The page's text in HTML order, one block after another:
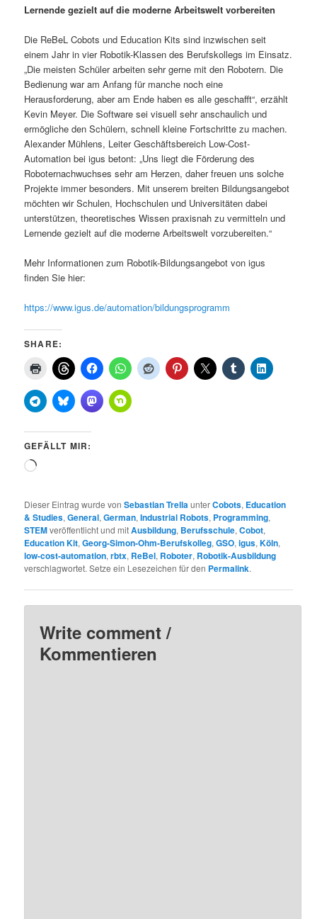
Lernende gezielt auf die moderne Arbeitswelt vorbereiten
Die ReBeL Cobots und Education Kits sind inzwischen seit
einem Jahr in vier Robotik-Klassen des Berufskollegs im Einsatz.
„Die meisten Schüler arbeiten sehr gerne mit den Robotern. Die
Bedienung war am Anfang für manche noch eine
Herausforderung, aber am Ende haben es alle geschafft“, erzählt
Kevin Meyer. Die Software sei visuell sehr anschaulich und
ermögliche den Schülern, schnell kleine Fortschritte zu machen.
Alexander Mühlens, Leiter Geschäftsbereich Low-Cost-
Automation bei igus betont: „Uns liegt die Förderung des
Roboternachwuchses sehr am Herzen, daher freuen uns solche
Projekte immer besonders. Mit unserem breiten Bildungsangebot
möchten wir Schulen, Hochschulen und Universitäten dabei
unterstützen, theoretisches Wissen praxisnah zu vermitteln und
Lernende gezielt auf die moderne Arbeitswelt vorzubereiten.“
Mehr Informationen zum Robotik-Bildungsangebot von igus
finden Sie hier:
https://www.igus.de/automation/bildungsprogramm
SHARE:
GEFÄLLT MIR:
Wird
Dieser Eintrag wurde vonSebastian TrellaunterCobots, Education
& Studies,General,German,Industrial Robots, Programming,
STEMveröffentlicht und mitAusbildung, Berufsschule,Cobot,
Education Kit,Georg-Simon-Ohm-Berufskolleg,GSO,igus,Köln,
low-cost-automation,rbtx, ReBel, Roboter, Robotik-Ausbildung
verschlagwortet. Setze ein Lesezeichen für den Permalink.
Write comment /
Kommentieren